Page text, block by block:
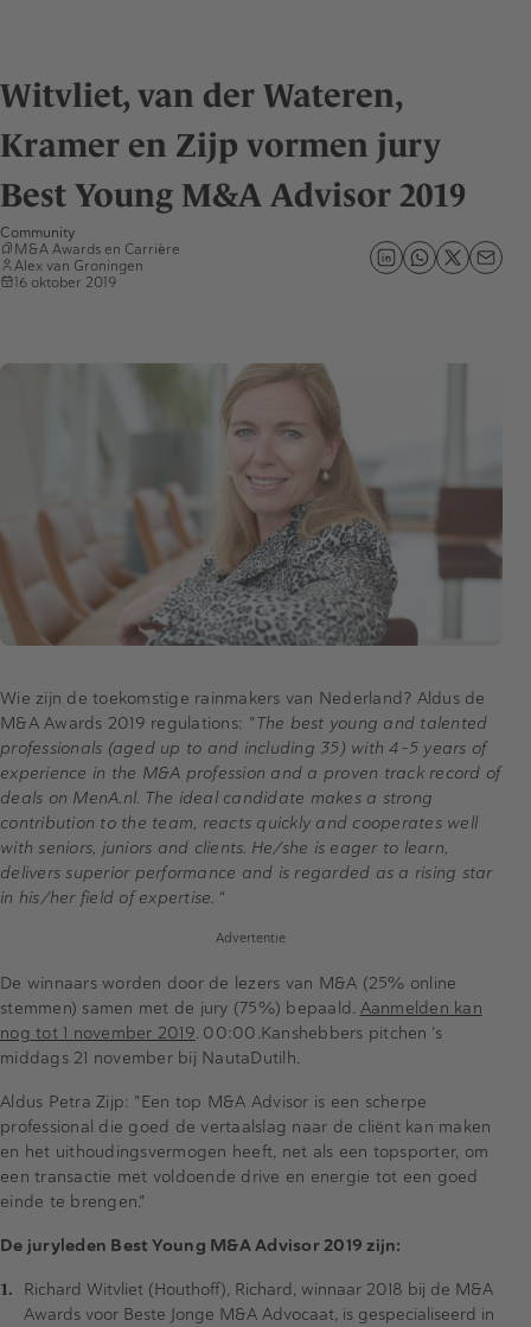
Witvliet, van der Wateren,
Kramer en Zijp vormen jury
Best Young M&A Advisor 2019
Community
M&A Awards en Carrière
Alex van Groningen
16 oktober 2019
Wie zijn de toekomstige rainmakers van Nederland? Aldus de
M&A Awards 2019 regulations: "The best young and talented
professionals (aged up to and including 35) with 4-5 years of
experience in the M&A profession and a proven track record of
deals on MenA.nl. The ideal candidate makes a strong
contribution to the team, reacts quickly and cooperates well
with seniors, juniors and clients. He/she is eager to learn,
delivers superior performance and is regarded as a rising star
in his/her field of expertise. “
Advertentie
De winnaars worden door de lezers van M&A (25% online
stemmen) samen met de jury (75%) bepaald. Aanmelden kan
nog tot 1 november 2019. 00:00.Kanshebbers pitchen ’s
middags 21 november bij NautaDutilh.
Aldus Petra Zijp: "Een top M&A Advisor is een scherpe
professional die goed de vertaalslag naar de cliënt kan maken
en het uithoudingsvermogen heeft, net als een topsporter, om
een transactie met voldoende drive en energie tot een goed
einde te brengen."
De juryleden Best Young M&A Advisor 2019 zijn:
Richard Witvliet (Houthoff), Richard, winnaar 2018 bij de M&A
Awards voor Beste Jonge M&A Advocaat, is gespecialiseerd in